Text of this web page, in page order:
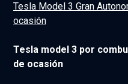
Tesla Model 3 Gran
ocasión
Tesla model 3 por
de ocasión